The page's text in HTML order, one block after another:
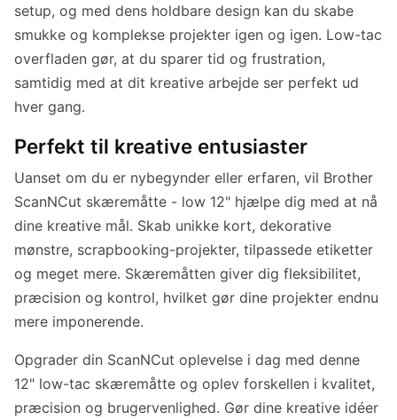
setup, og med dens holdbare design kan du skabe
smukke og komplekse projekter igen og igen. Low-tac
overfladen gør, at du sparer tid og frustration,
samtidig med at dit kreative arbejde ser perfekt ud
hver gang.
Perfekt til kreative entusiaster
Uanset om du er nybegynder eller erfaren, vil Brother
ScanNCut skæremåtte - low 12" hjælpe dig med at nå
dine kreative mål. Skab unikke kort, dekorative
mønstre, scrapbooking-projekter, tilpassede etiketter
og meget mere. Skæremåtten giver dig fleksibilitet,
præcision og kontrol, hvilket gør dine projekter endnu
mere imponerende.
Opgrader din ScanNCut oplevelse i dag med denne
12" low-tac skæremåtte og oplev forskellen i kvalitet,
præcision og brugervenlighed. Gør dine kreative idéer